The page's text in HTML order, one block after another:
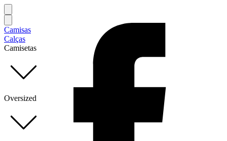
Camisas
Calças
Camisetas
Oversized